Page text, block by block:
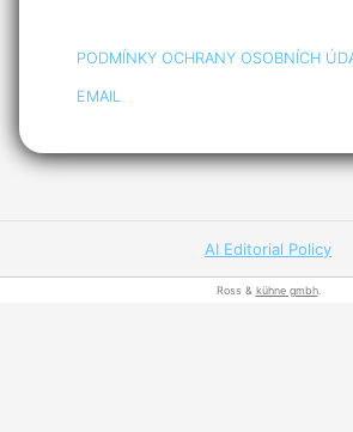
PODMÍNKY OCHRANY OSOBNÍCH
EMAIL
AI Editorial Policy
Ross & kühne gmbh.